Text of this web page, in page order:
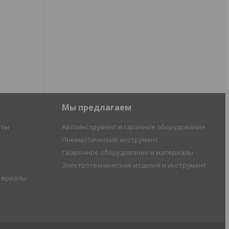
Мы предлагаем
Автоинструмент и гаражное оборудование
Пневмотический инструмент
Сварочное оборудование и материалы
Электротехнические изделия и инструмент